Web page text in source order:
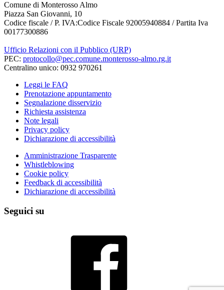
Comune di Monterosso Almo
Piazza San Giovanni, 10
Codice fiscale / P. IVA:Codice Fiscale 92005940884 / Partita Iva
00177300886
Ufficio Relazioni con il Pubblico (URP)
PEC: protocollo@pec.comune.monterosso-almo.rg.it
Centralino unico: 0932 970261
Leggi le FAQ
Prenotazione appuntamento
Segnalazione disservizio
Richiesta assistenza
Note legali
Privacy policy
Dichiarazione di accessibilità
Amministrazione Trasparente
Whistleblowing
Cookie policy
Feedback di accessibilità
Dichiarazione di accessibilità
Seguici su